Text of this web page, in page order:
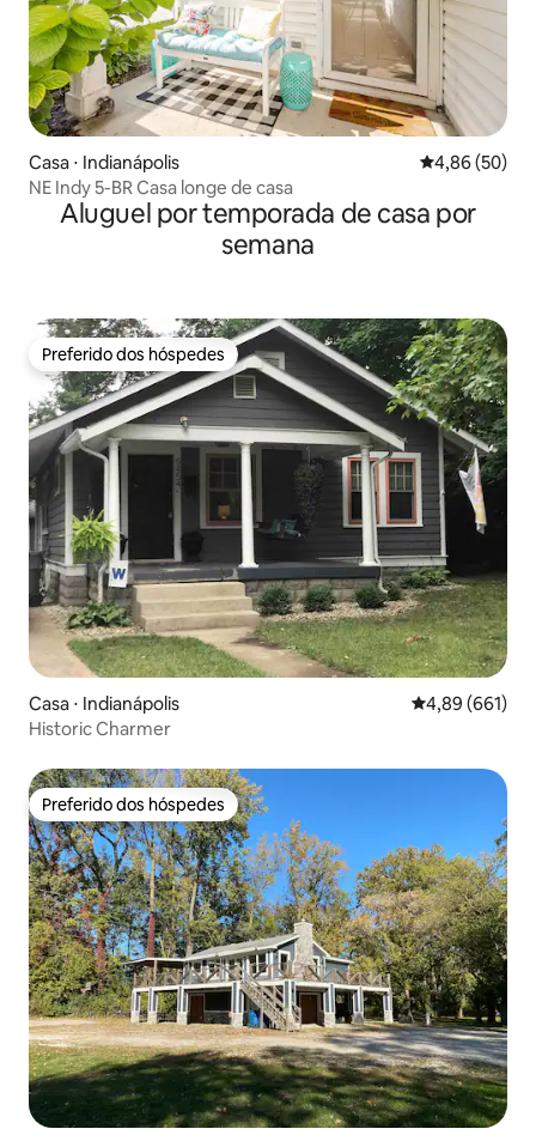
Casa ⋅ Indianápolis 4,86 de uma
4,86 (50)
NE Indy 5-BR Casa longe de casa
Aluguel por temporada de casa por
semana
Preferido dos hóspedes
Preferido dos hóspedes
Casa ⋅ Indianápolis 4,89 de uma
4,89 (661)
Historic Charmer
Preferido dos hóspedes
Preferido dos hóspedes